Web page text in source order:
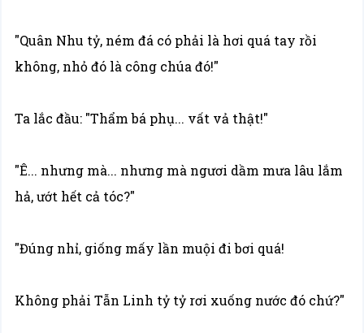
"Quân Nhu tỷ, ném đá có phải là hơi quá tay rồi
không, nhỏ đó là công chúa đó!"
Ta lắc đầu: "Thẩm bá phụ... vất vả thật!"
"Ê... nhưng mà... nhưng mà ngươi dầm mưa lâu lắm
hả, ướt hết cả tóc?"
"Đúng nhỉ, giống mấy lần muội đi bơi quá!
Không phải Tẫn Linh tỷ tỷ rơi xuống nước đó chứ?"